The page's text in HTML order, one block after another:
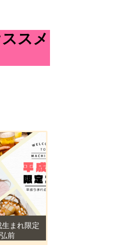
スメ
まれ限定
前